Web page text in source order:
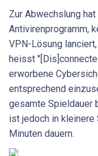
Zur Abwechslung
Antivirenprogramm,
VPN-Lösung
heisst
erworbene
entsprechend
gesamte Spieldauer
ist jedoch in
Minuten dauern.